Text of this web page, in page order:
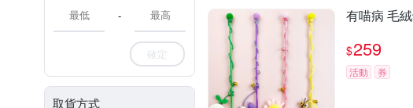
-
確定
取貨方式
有喵病 毛
$259
活動 券